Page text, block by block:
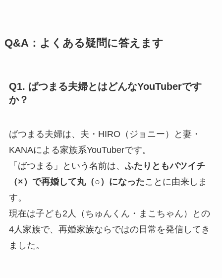
Q&A：よくある疑問に答えます
Q1. ばつまる夫婦とはどんなYouTuberです
か？
ばつまる夫婦は、夫・HIRO（ジョニー）と妻・
KANAによる家族系YouTuberです。
「ばつまる」という名前は、 ふたりともバツイチ
（×）で再婚して丸（○）になったことに由来しま
す。
現在は子ども2人（ちゅんくん・まこちゃん）との
4人家族で、再婚家族ならではの日常を発信してき
ました。